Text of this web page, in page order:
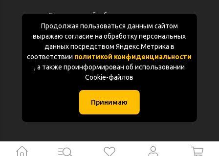
Продолжая пользоваться данным сайтом
выражаю согласие на обработку персональных
данных посредством Яндекс.Метрика в
соответствии политикой конфиденциальности
, а также проинформирован об использовании
Cookie-файлов
Принимаю
Согласие на обработку персональных
данных
Политика конфиденциальности
Документация
(с) «POGOS.ru» 2010-2026 (ИП Чивчян М.Р.)